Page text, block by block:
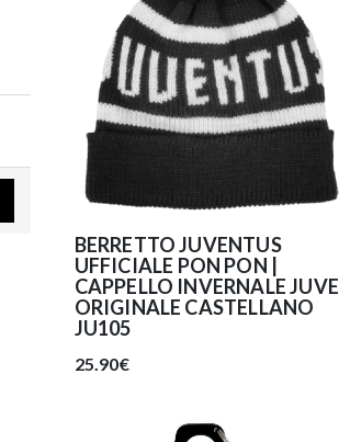
BERRETTO JUVENTUS
UFFICIALE PON PON |
CAPPELLO INVERNALE JUVE
ORIGINALE CASTELLANO
JU105
25.90€